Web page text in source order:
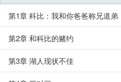
第1章 科比：我和你爸爸称兄道弟
第2章 和科比的赌约
第3章 湖人现状不佳